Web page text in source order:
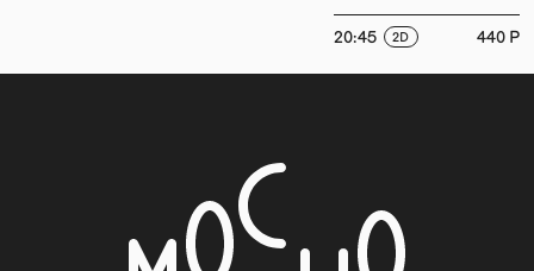
20:45 2D 440 P